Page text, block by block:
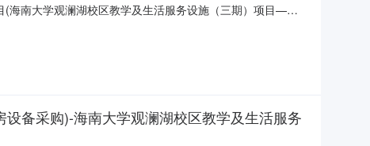
海南大学观澜湖校区教学及生活服务设施（三期）项目—学
活服务设施（三期）项目—学生宿舍+留学生公寓组团-暂
备采购)-海南大学观澜湖校区教学及生活服务